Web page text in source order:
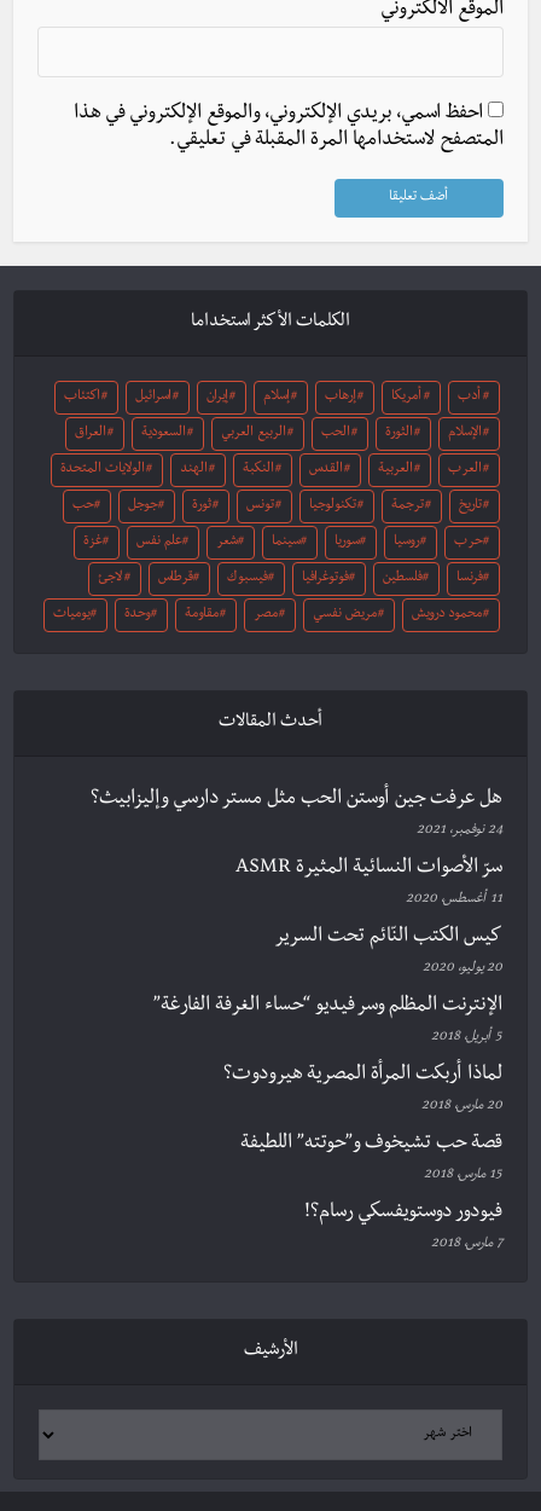
الموقع الالكتروني
احفظ اسمي، بريدي الإلكتروني، والموقع الإلكتروني في هذا
المتصفح لاستخدامها المرة المقبلة في تعليقي.
الكلمات الأكثر استخداما
أدب أمريكا إرهاب إسلام إيران اسرائيل اكتئاب
الإسلام الثورة الحب الربيع العربي السعودية العراق
العرب العربية القدس النكبة الهند الولايات المتحدة
تاريخ ترجمة تكنولوجيا تونس ثورة جوجل حب
حرب روسيا سوريا سينما شعر علم نفس غزة
فرنسا فلسطين فوتوغرافيا فيسبوك قرطاس لاجئ
محمود درويش مريض نفسي مصر مقاومة وحدة يوميات
أحدث المقالات
هل عرفت جين أوستن الحب مثل مستر دارسي وإليزابيث؟
24 نوفمبر، 2021
سرّ الأصوات النسائية المثيرة ASMR
11 أغسطس، 2020
كيس الكتب النّائم تحت السرير
20 يوليو، 2020
الإنترنت المظلم وسر فيديو “حساء الغرفة الفارغة”
5 أبريل، 2018
لماذا أربكت المرأة المصرية هيرودوت؟
20 مارس، 2018
قصة حب تشيخوف و”حوتته” اللطيفة
15 مارس، 2018
فيودور دوستويفسكي رسام؟!
7 مارس، 2018
الأرشيف